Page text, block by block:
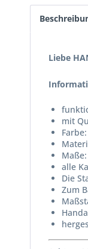
Liebe
mit
alle
Die
Zum